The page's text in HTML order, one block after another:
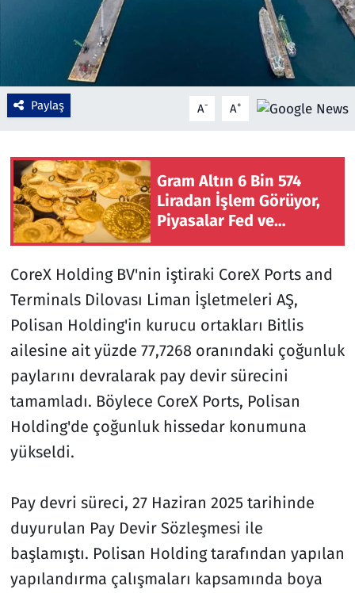
Paylaş A- A+
Gram Altın 6 Bin 574
Liradan İşlem Görüyor,
Piyasalar Fed ve
CoreX Holding BV'nin iştiraki CoreX Ports and
Terminals Dilovası Liman İşletmeleri AŞ,
Polisan Holding'in kurucu ortakları Bitlis
ailesine ait yüzde 77,7268 oranındaki çoğunluk
paylarını devralarak pay devir sürecini
tamamladı. Böylece CoreX Ports, Polisan
Holding'de çoğunluk hissedar konumuna
yükseldi.
Pay devri süreci, 27 Haziran 2025 tarihinde
duyurulan Pay Devir Sözleşmesi ile
başlamıştı. Polisan Holding tarafından yapılan
yapılandırma çalışmaları kapsamında boya
Yerel